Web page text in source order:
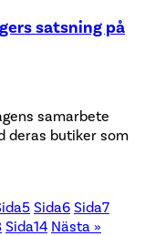
satsning på
samarbete
deras butiker som
5 Sida6 Sida7
Sida14 Nästa »